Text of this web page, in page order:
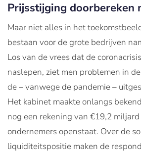
Prijsstijging doorbereken
Maar niet alles in het
bestaan voor de grote bedrijven
Los van de vrees dat de
naslepen, ziet men problemen in
de – vanwege de pandemie –
Het kabinet maakte onlangs
nog een rekening van €19,2
ondernemers openstaat. Over de
liquiditeitspositie maken de